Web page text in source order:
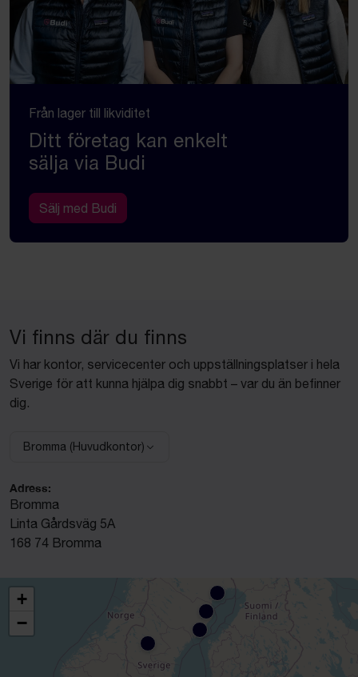
Från lager till likviditet
Ditt företag kan enkelt
sälja via Budi
Sälj med Budi
Vi finns där du finns
Vi har kontor, servicecenter och uppställningsplatser i hela
Sverige för att kunna hjälpa dig snabbt – var du än befinner
dig.
Välj anläggning:
Bromma (Huvudkontor)
Adress:
Bromma
Linta Gårdsväg 5A
168 74 Bromma
+
−